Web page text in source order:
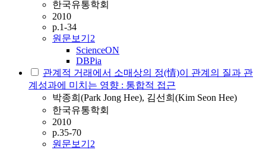
한국유통학회
2010
p.1-34
원문보기 2
ScienceON
DBPia
관계적 거래에서 소매상의 정(情)이 관계의 질과 관
계성과에 미치는 영향 : 통합적 접근
박종희(Park Jong Hee), 김선희(Kim Seon Hee)
한국유통학회
2010
p.35-70
원문보기 2